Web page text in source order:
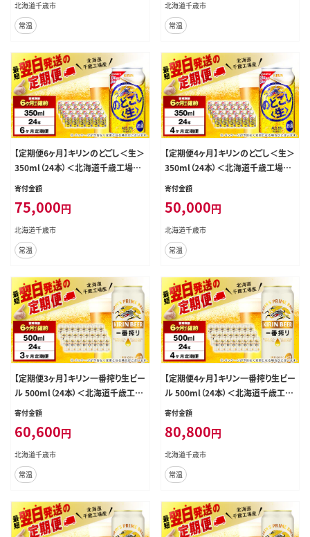
北海道千歳市
常温
北海道千歳市
常温
【定期便6ヶ月】キリンのどごし＜生＞
350ml（24本）＜北海道千歳工場産
＞
寄付金額
75,000円
北海道千歳市
常温
【定期便4ヶ月】キリンのどごし＜生＞
350ml（24本）＜北海道千歳工場産
＞
寄付金額
50,000円
北海道千歳市
常温
【定期便3ヶ月】キリン一番搾り生ビー
ル 500ml（24本）＜北海道千歳工場
産＞
寄付金額
60,600円
北海道千歳市
常温
【定期便4ヶ月】キリン一番搾り生ビー
ル 500ml（24本）＜北海道千歳工場
産＞
寄付金額
80,800円
北海道千歳市
常温